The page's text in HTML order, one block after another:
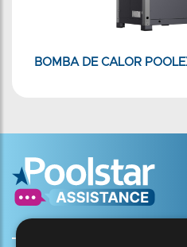
BOMBA DE CALOR